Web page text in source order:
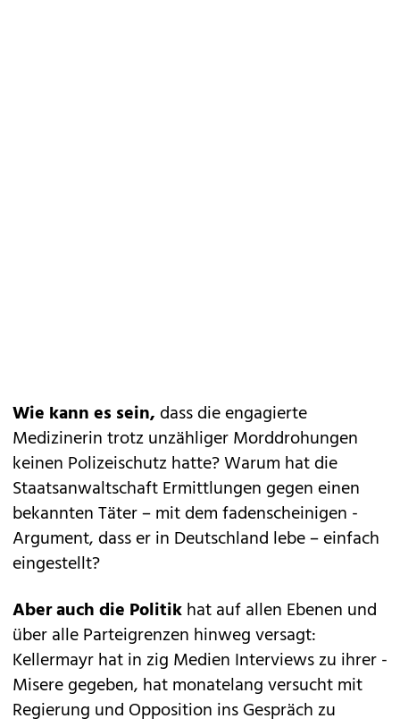
Wie kann es sein,dass die engagierte
Medizinerin trotz unzähliger Morddrohungen
keinen Polizeischutz hatte? Warum hat die
Staatsanwaltschaft Ermittlungen gegen einen
bekannten ­Täter – mit dem fadenscheinigen ­
Argument, dass er in Deutschland lebe – einfach
eingestellt?
Aber auch die Politikhat auf allen Ebenen und
über alle Parteigrenzen hinweg versagt:
Kellermayr hat in zig Medien Interviews zu ihrer ­
Misere gegeben, hat ­monatelang versucht mit
Regierung und Opposition ins Gespräch zu